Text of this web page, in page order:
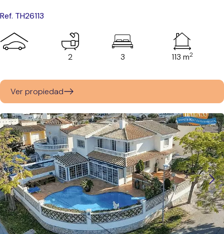
Ref. TH26113
2 3 113 m2
Ver propiedad